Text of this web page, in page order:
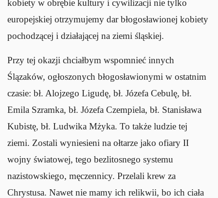
kobiety w obrębie kultury i cywilizacji nie tylko
europejskiej otrzymujemy dar błogosławionej kobiety
pochodzącej i działającej na ziemi śląskiej.
Przy tej okazji chciałbym wspomnieć innych
Ślązaków, ogłoszonych błogosławionymi w ostatnim
czasie: bł. Alojzego Ligudę, bł. Józefa Cebulę, bł.
Emila Szramka, bł. Józefa Czempiela, bł. Stanisława
Kubistę, bł. Ludwika Mżyka. To także ludzie tej
ziemi. Zostali wyniesieni na ołtarze jako ofiary II
wojny światowej, tego bezlitosnego systemu
nazistowskiego, męczennicy. Przelali krew za
Chrystusa. Nawet nie mamy ich relikwii, bo ich ciała